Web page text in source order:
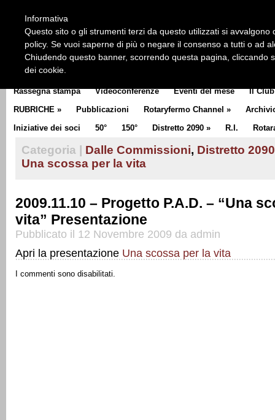
CLUB COMMUNICATOR
Rassegna stampa Videoconferenze Eventi del mese Il Club
RUBRICHE » Pubblicazioni Rotaryfermo Channel »
Iniziative dei soci
50° 150° Distretto 2090 » R.I.
Categoria | Dalle Commissioni, Distretto 2090
Una scossa per la vita
2009.11.10 – Progetto P.A.D. – “Una
vita” Presentazione
Pubblicato il 12 Novembre 2009 da admin
Apri la presentazione Una scossa per la vita
I commenti sono disabilitati.
Informativa
Questo sito o gli strumenti terzi da questo utilizzati si
policy. Se vuoi saperne di più o negare il consenso a tutti o ad
Chiudendo questo banner, scorrendo questa pagina, cliccando
dei cookie.